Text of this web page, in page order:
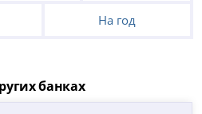
На год
банках